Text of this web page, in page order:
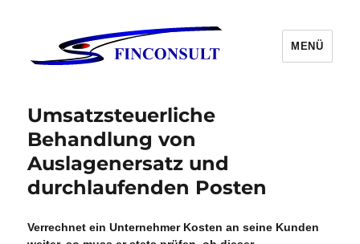
MENÜ
Umsatzsteuerliche
Behandlung von
Auslagenersatz und
durchlaufenden Posten
Verrechnet ein Unternehmer Kosten an seine Kunden